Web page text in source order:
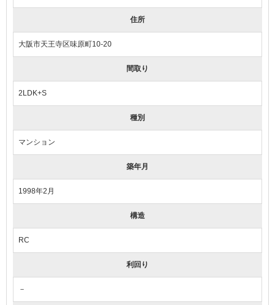
住所
大阪市天王寺区味原町10-20
間取り
2LDK+S
種別
マンション
築年月
1998年2月
構造
RC
利回り
－